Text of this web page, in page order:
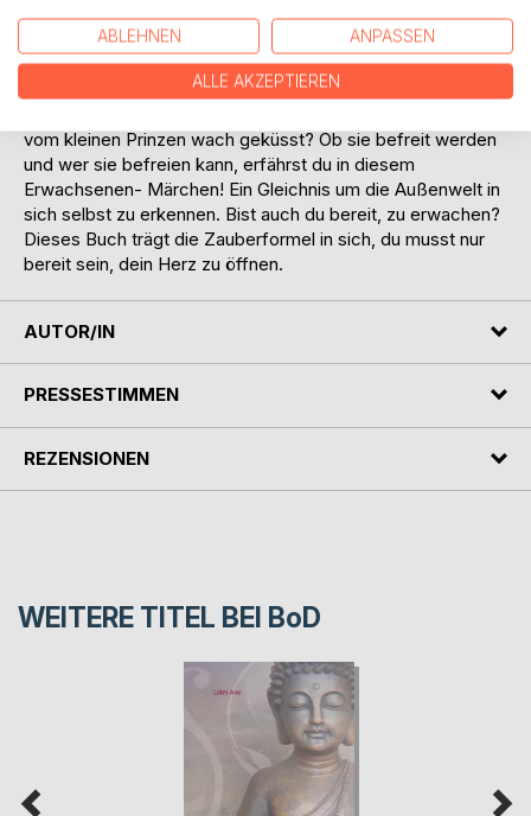
erweckt und eilt den Menschen ebenfalls zur Hilfe. Die
Reise zur Transformation beginnt. Ob sie gelingen wird?
Sehr dunkle Mächte sind im Spiel und haben schlimmes mit
der Menschheit vor. Kann die Menschheit befreit werden?
vom kleinen Prinzen wach geküsst? Ob sie befreit werden
und wer sie befreien kann, erfährst du in diesem
Erwachsenen- Märchen! Ein Gleichnis um die Außenwelt in
sich selbst zu erkennen. Bist auch du bereit, zu erwachen?
Dieses Buch trägt die Zauberformel in sich, du musst nur
bereit sein, dein Herz zu öffnen.
AUTOR/IN
PRESSESTIMMEN
REZENSIONEN
WEITERE TITEL BEI BoD
ABLEHNEN ANPASSEN
ALLE AKZEPTIEREN